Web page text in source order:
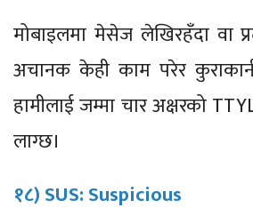
मोबाइलमा मेसेज लेखिरहँदा वा
अचानक केही काम परेर
हामीलाई जम्मा चार अक्षरको
लाग्छ।
१८) SUS: Suspicious